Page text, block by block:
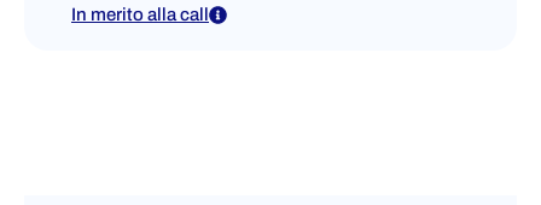
In merito alla call